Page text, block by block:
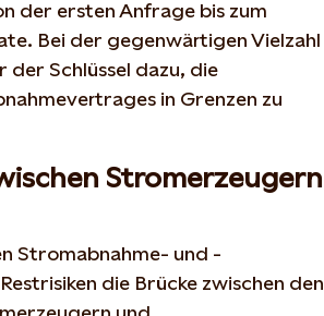
der ersten Anfrage bis zum
Bei der gegenwärtigen Vielzahl
der Schlüssel dazu, die
in Grenzen zu
Stromerzeugern
Stromabnahme- und -
die Brücke zwischen den